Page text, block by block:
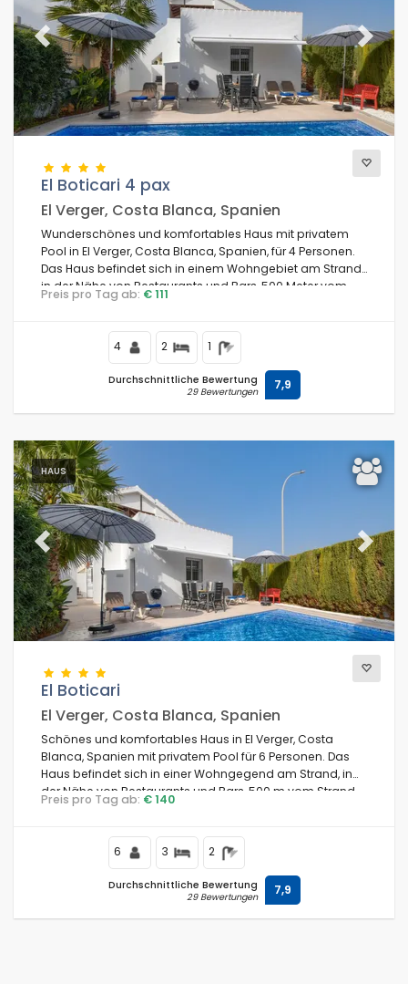
Badezimmer
Beliebte Dienste
Bedingungen
Komfort
Dienste
Blicke
Weitere Kategorien
Previous Next
El Boticari 4 pax
El Verger, Costa Blanca, Spanien
Wunderschönes und komfortables Haus mit privatem
Pool in El Verger, Costa Blanca, Spanien, für 4 Personen.
Das Haus befindet sich in einem Wohngebiet am Strand,
in der Nähe von Restaurants und Bars, 500 Meter vom
Strand Playa L'Almadrava und 500 Meter vom Mittelmeer
Preis pro Tag ab: € 111
4 2 1
Durchschnittliche Bewertung
29 Bewertungen 7,9
HAUS
Previous Next
El Boticari
El Verger, Costa Blanca, Spanien
Schönes und komfortables Haus in El Verger, Costa
Blanca, Spanien mit privatem Pool für 6 Personen. Das
Haus befindet sich in einer Wohngegend am Strand, in
der Nähe von Restaurants und Bars, 500 m vom Strand
Playa L'Almadrava und 0,5 km vom Mittelmeer entfernt.
Preis pro Tag ab: € 140
6 3 2
Durchschnittliche Bewertung
29 Bewertungen 7,9